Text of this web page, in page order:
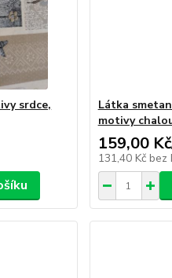
srdce,
Látka
motivy
159,00 Kč
131,40 Kč bez